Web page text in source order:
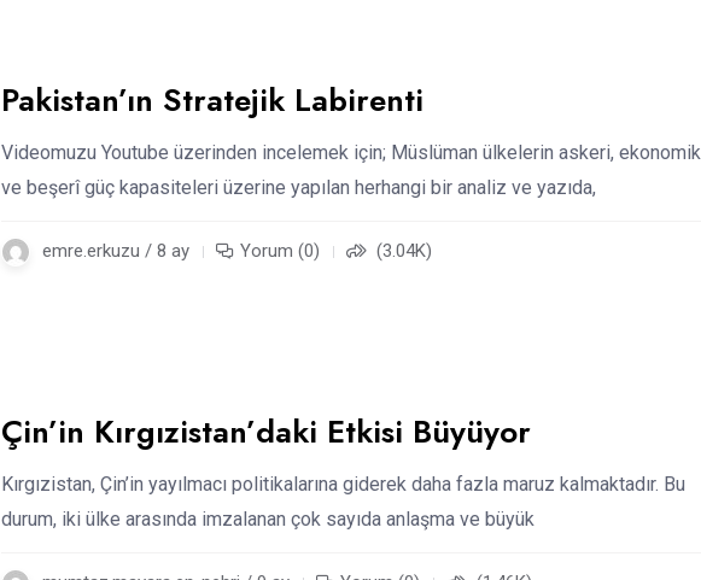
Pakistan’ın Stratejik Labirenti
Videomuzu Youtube üzerinden incelemek için; Müslüman ülkelerin askeri, ekonomik
ve beşerî güç kapasiteleri üzerine yapılan herhangi bir analiz ve yazıda,
emre.erkuzu / 8 ay Yorum (0) (3.04K)
Çin’in Kırgızistan’daki Etkisi Büyüyor
Kırgızistan, Çin’in yayılmacı politikalarına giderek daha fazla maruz kalmaktadır. Bu
durum, iki ülke arasında imzalanan çok sayıda anlaşma ve büyük